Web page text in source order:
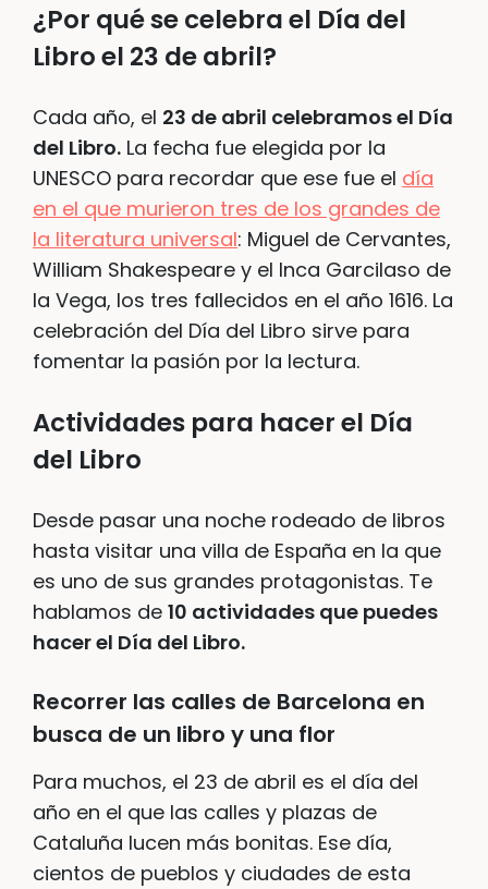
¿Por qué se celebra el Día del
Libro el 23 de abril?
Cada año, el 23 de abril celebramos el Día
del Libro. La fecha fue elegida por la
UNESCO para recordar que ese fue el día
en el que murieron tres de los grandes de
la literatura universal: Miguel de Cervantes,
William Shakespeare y el Inca Garcilaso de
la Vega, los tres fallecidos en el año 1616. La
celebración del Día del Libro sirve para
fomentar la pasión por la lectura.
Actividades para hacer el Día
del Libro
Desde pasar una noche rodeado de libros
hasta visitar una villa de España en la que
es uno de sus grandes protagonistas. Te
hablamos de 10 actividades que puedes
hacer el Día del Libro.
Recorrer las calles de Barcelona en
busca de un libro y una flor
Para muchos, el 23 de abril es el día del
año en el que las calles y plazas de
Cataluña lucen más bonitas. Ese día,
cientos de pueblos y ciudades de esta